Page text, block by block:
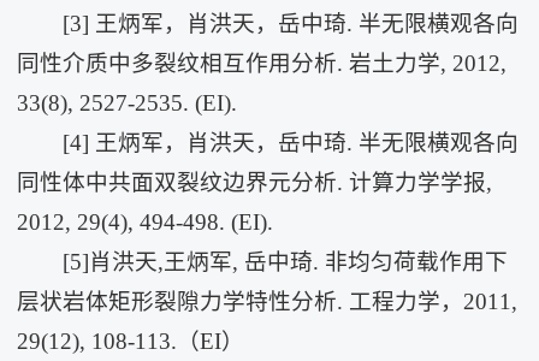
[3] 王炳军，肖洪天，岳中琦. 半无限横观各向
同性介质中多裂纹相互作用分析. 岩土力学, 2012,
33(8), 2527-2535. (EI).
[4] 王炳军，肖洪天，岳中琦. 半无限横观各向
同性体中共面双裂纹边界元分析. 计算力学学报,
2012, 29(4), 494-498. (EI).
[5]肖洪天,王炳军, 岳中琦. 非均匀荷载作用下
层状岩体矩形裂隙力学特性分析. 工程力学，2011,
29(12), 108-113.（EI）